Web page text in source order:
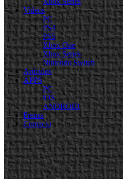
Videos
PC
PS4
PS5
Xbox One
Xbox Series
Nintendo Switch
Artículos
APPS
PC
iOS
ANDROID
Prensa
Contacto